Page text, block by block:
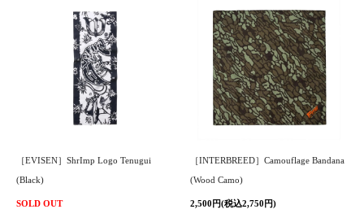
［EVISEN］ShrImp Logo Tenugui
(Black)
SOLD OUT
［INTERBREED］Camouflage Bandana
(Wood Camo)
2,500円(税込2,750円)